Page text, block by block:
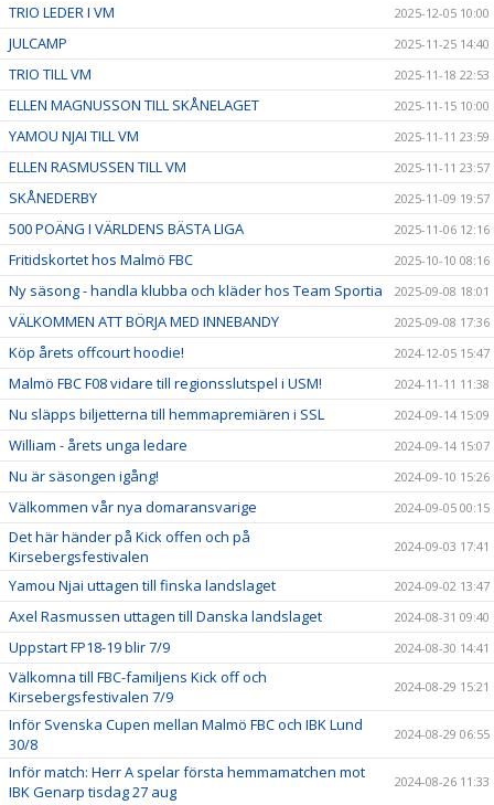
TRIO LEDER I VM 2025-12-05 10:00
JULCAMP 2025-11-25 14:40
TRIO TILL VM 2025-11-18 22:53
ELLEN MAGNUSSON TILL SKÅNELAGET 2025-11-15 10:00
YAMOU NJAI TILL VM 2025-11-11 23:59
ELLEN RASMUSSEN TILL VM 2025-11-11 23:57
SKÅNEDERBY 2025-11-09 19:57
500 POÄNG I VÄRLDENS BÄSTA LIGA 2025-11-06 12:16
Fritidskortet hos Malmö FBC 2025-10-10 08:16
Ny säsong - handla klubba och kläder hos Team Sportia 2025-09-08 18:01
VÄLKOMMEN ATT BÖRJA MED INNEBANDY 2025-09-08 17:36
Köp årets offcourt hoodie! 2024-12-05 15:47
Malmö FBC F08 vidare till regionsslutspel i USM! 2024-11-11 11:38
Nu släpps biljetterna till hemmapremiären i SSL 2024-09-14 15:09
William - årets unga ledare 2024-09-14 15:07
Nu är säsongen igång! 2024-09-10 15:26
Välkommen vår nya domaransvarige 2024-09-05 00:15
Det här händer på Kick offen och på
Kirsebergsfestivalen
2024-09-03 17:41
Yamou Njai uttagen till finska landslaget 2024-09-02 13:47
Axel Rasmussen uttagen till Danska landslaget 2024-08-31 09:40
Uppstart FP18-19 blir 7/9 2024-08-30 14:41
Välkomna till FBC-familjens Kick off och
Kirsebergsfestivalen 7/9
2024-08-29 15:21
Inför Svenska Cupen mellan Malmö FBC och IBK Lund
30/8
2024-08-29 06:55
Inför match: Herr A spelar första hemmamatchen mot
IBK Genarp tisdag 27 aug
2024-08-26 11:33